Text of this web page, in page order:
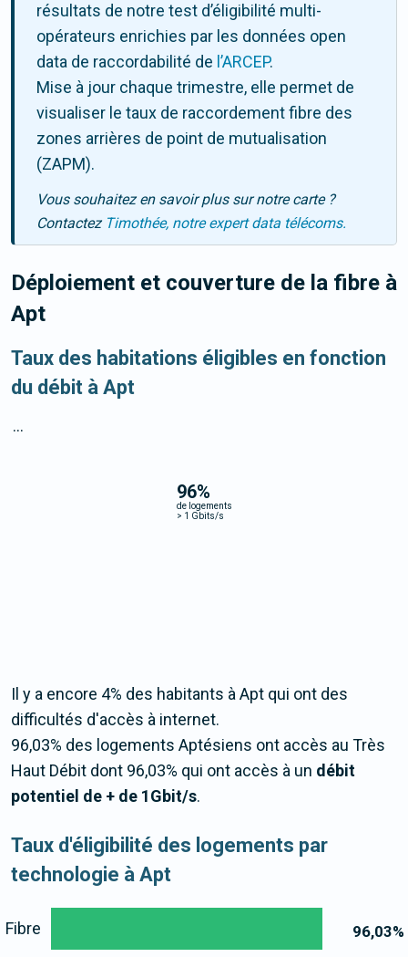
résultats de notre test d’éligibilité multi-
opérateurs enrichies par les données open
data de raccordabilité de l’ARCEP.
Mise à jour chaque trimestre, elle permet de
visualiser le taux de raccordement fibre des
zones arrières de point de mutualisation
(ZAPM).
Vous souhaitez en savoir plus sur notre carte ?
Contactez Timothée, notre expert data télécoms.
Déploiement et couverture de la fibre à
Apt
Taux des habitations éligibles en fonction
du débit à Apt
96%
de logements
> 1 Gbits/s
...
Il y a encore 4% des habitants à Apt qui ont des
difficultés d'accès à internet.
96,03% des logements Aptésiens ont accès au Très
Haut Débit dont 96,03% qui ont accès à un débit
potentiel de + de 1Gbit/s.
Taux d'éligibilité des logements par
technologie à Apt
96,03%
Fibre